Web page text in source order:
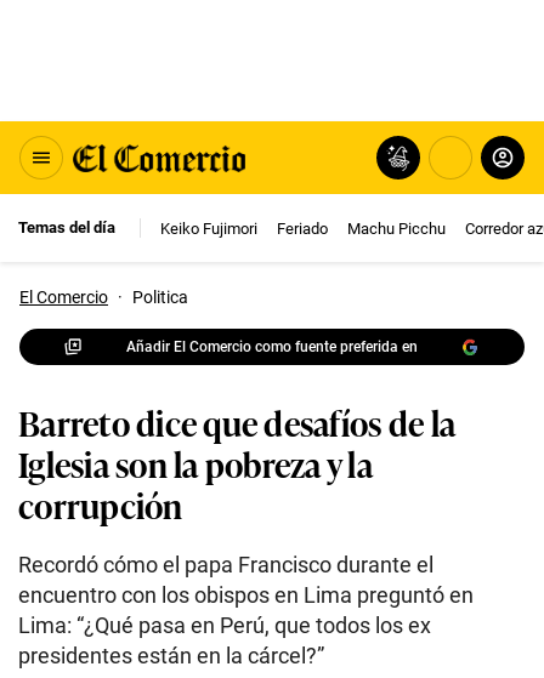
Temas del día Keiko Fujimori Feriado Machu Picchu Corredor
El Comercio · Politica
Añadir El Comercio como fuente preferida en
Barreto dice que desafíos de la
Iglesia son la pobreza y la
corrupción
Recordó cómo el papa Francisco durante el
encuentro con los obispos en Lima preguntó en
Lima: “¿Qué pasa en Perú, que todos los ex
presidentes están en la cárcel?”